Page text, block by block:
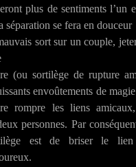
plus de sentiments l’un
séparation se fera en douceur
sort sur un couple,
(ou sortilège de rupture
envoûtements de
rompre les liens
personnes. Par
est de briser le lien